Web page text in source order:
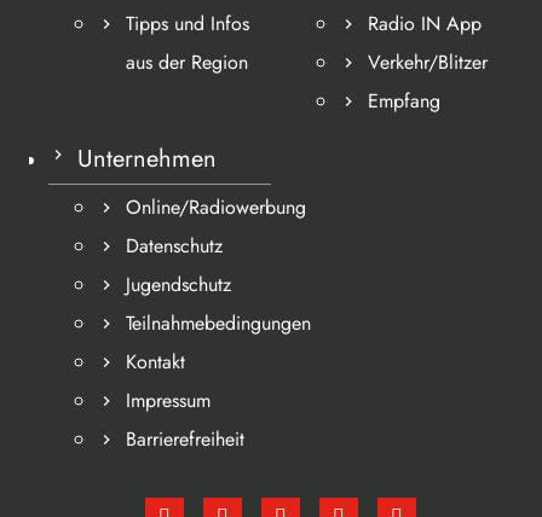
Tipps und Infos
aus der Region
Radio IN App
Verkehr/Blitzer
Empfang
Unternehmen
Online/Radiowerbung
Datenschutz
Jugendschutz
Teilnahmebedingungen
Kontakt
Impressum
Barrierefreiheit